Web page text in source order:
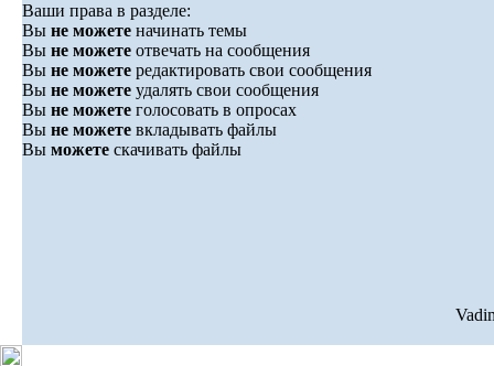
Ваши права в разделе:
Вы не можете начинать темы
Вы не можете отвечать на сообщения
Вы не можете редактировать свои сообщения
Вы не можете удалять свои сообщения
Вы не можете голосовать в опросах
Вы не можете вкладывать файлы
Вы можете скачивать файлы